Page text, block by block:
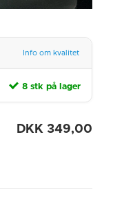
Info om kvalitet
8 stk på lager
DKK 349,00